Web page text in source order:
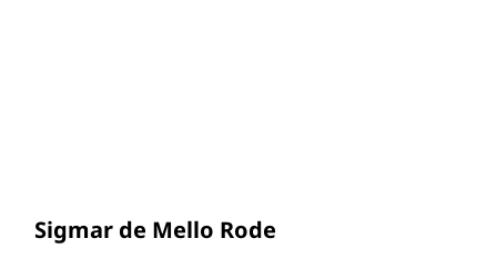
Sigmar de Mello Rode